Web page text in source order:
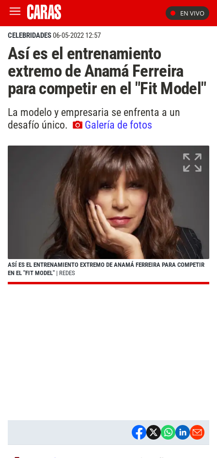
EN VIVO
CELEBRIDADES06-05-2022 12:57
Así es el entrenamiento
extremo de Anamá Ferreira
para competir en el "Fit Model"
La modelo y empresaria se enfrenta a un
desafío único.
Galería de fotos
ASÍ ES EL ENTRENAMIENTO EXTREMO DE ANAMÁ FERREIRA PARA COMPETIR
EN EL "FIT MODEL" | REDES